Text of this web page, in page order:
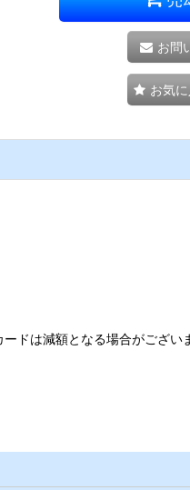
お問
お気
ドは減額となる場合がござい